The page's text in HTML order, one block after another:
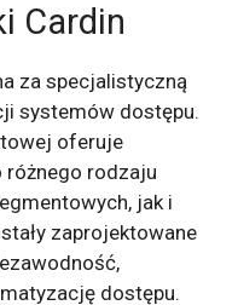
Cardin
za specjalistyczną
systemów dostępu.
oferuje
rodzaju
jak i
zaprojektowane
dostępu.